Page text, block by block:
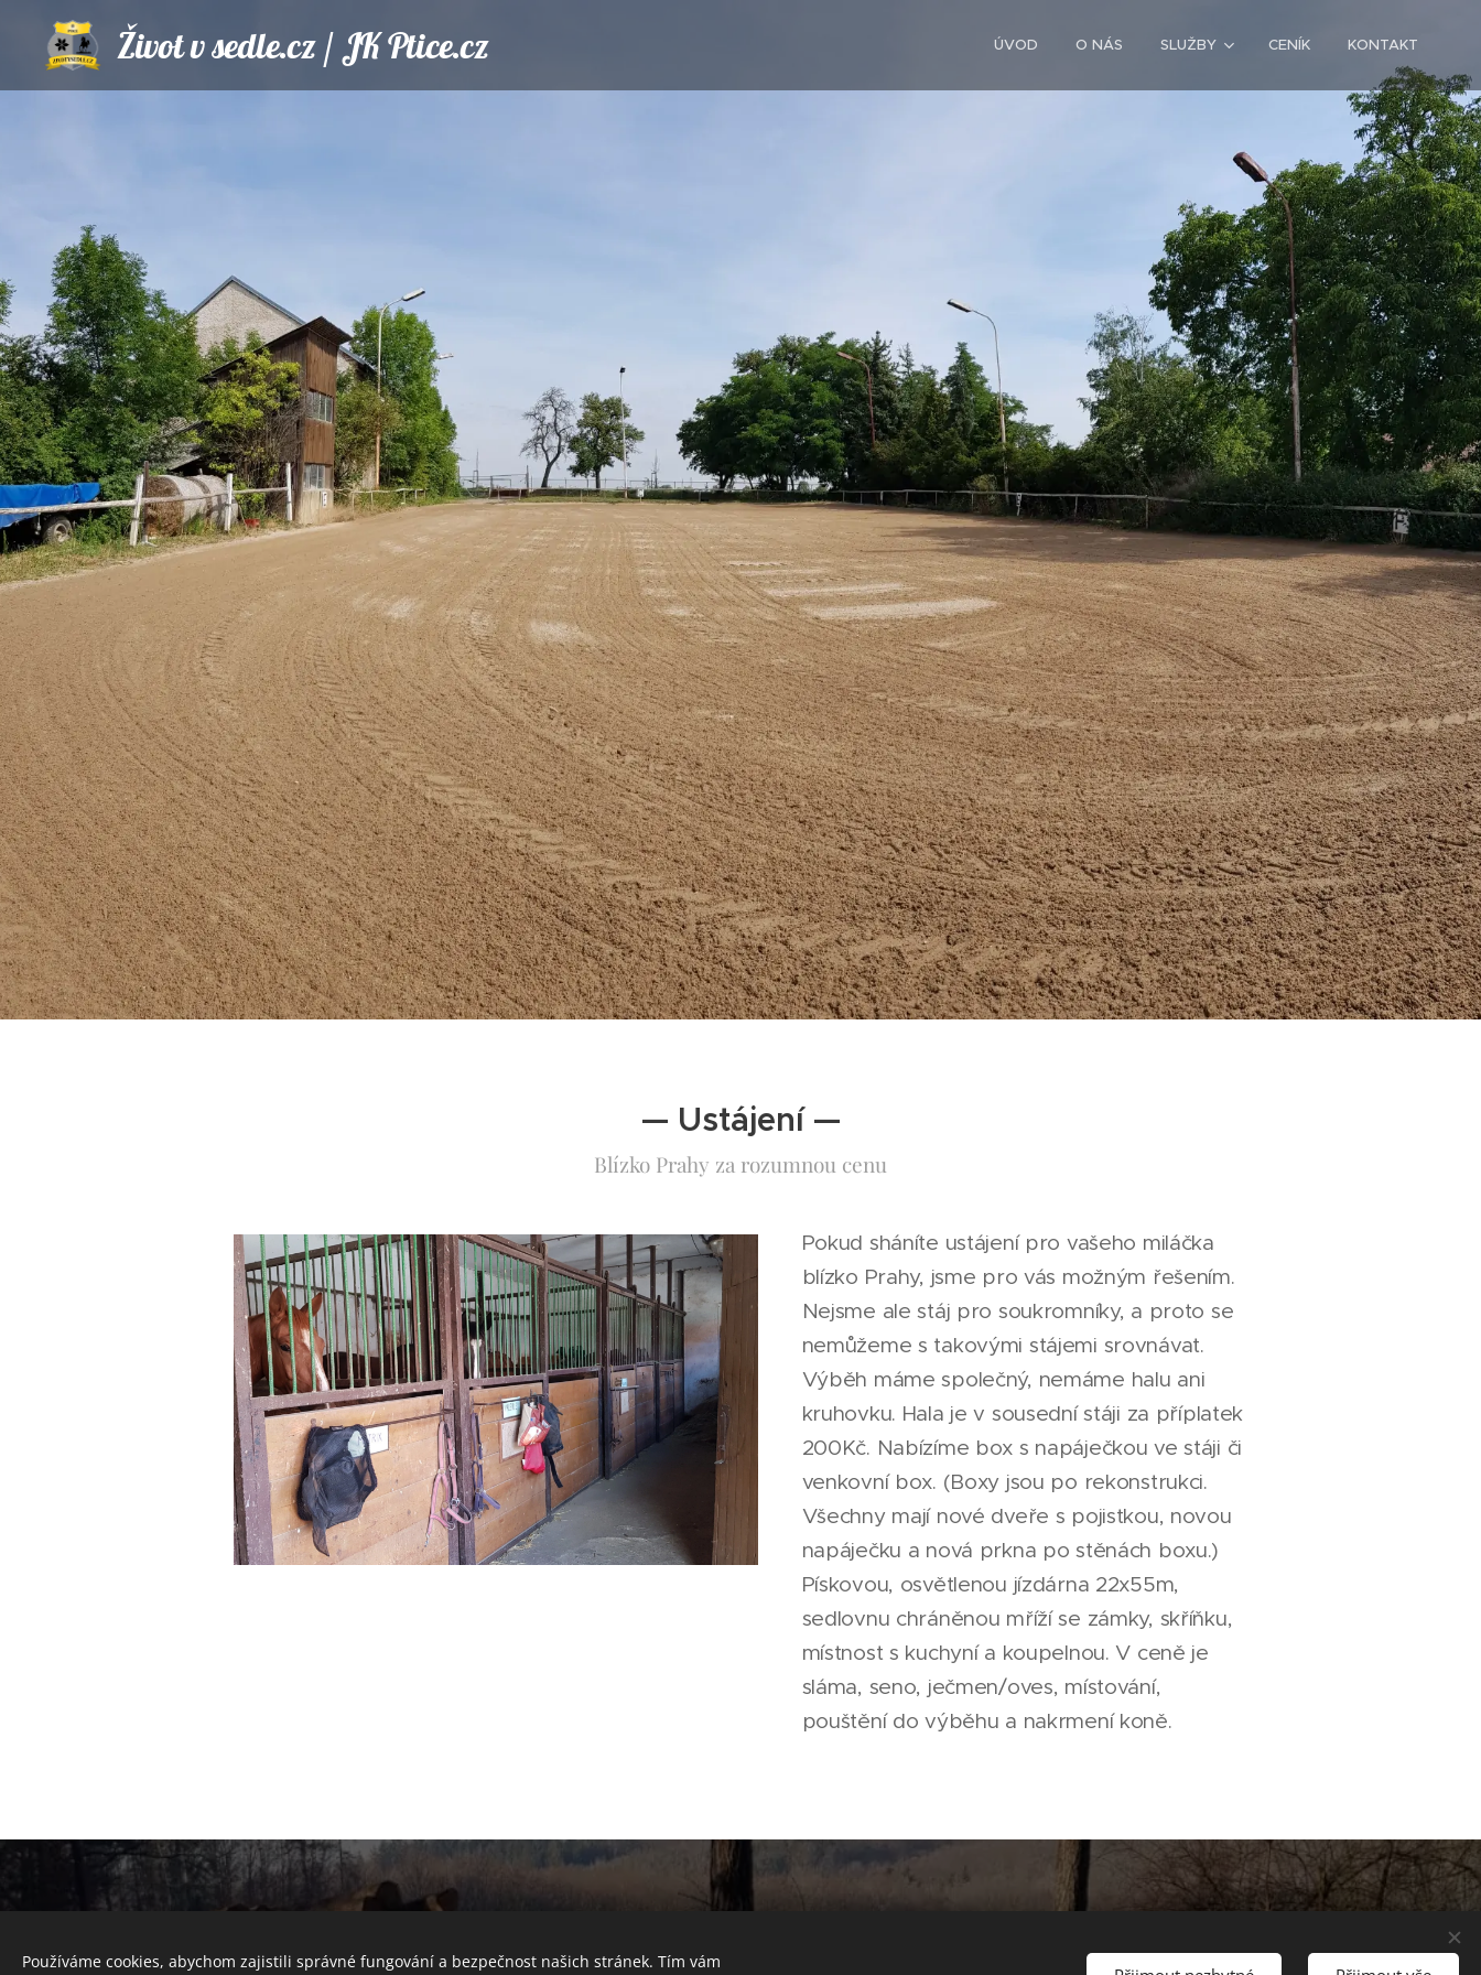
Život vsedle.cz / JK Ptice.cz
Ptice.cz
ÚVOD O NÁS SLUŽBY CENÍK KONTAKT
— Ustájení —
Blízko Prahy za rozumnou cenu
Pokud sháníte ustájení pro vašeho miláčka
blízko Prahy, jsme pro vás možným řešením.
Nejsme ale stáj pro soukromníky, a proto se
nemůžeme s takovými stájemi srovnávat.
Výběh máme společný, nemáme halu ani
kruhovku. Hala je v sousední stáji za příplatek
200Kč. Nabízíme box s napáječkou ve stáji či
venkovní box. (Boxy jsou po rekonstrukci.
Všechny mají nové dveře s pojistkou, novou
napáječku a nová prkna po stěnách boxu.)
Pískovou, osvětlenou jízdárna 22x55m,
sedlovnu chráněnou mříží se zámky, skříňku,
místnost s kuchyní a koupelnou. V ceně je
sláma, seno, ječmen/oves, místování,
pouštění do výběhu a nakrmení koně.
Používáme cookies, abychom zajistili správné fungování a bezpečnost našich stránek. Tím vám